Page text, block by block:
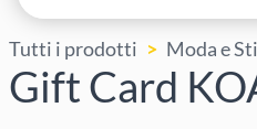
Tutti i prodotti Moda e
Gift Card